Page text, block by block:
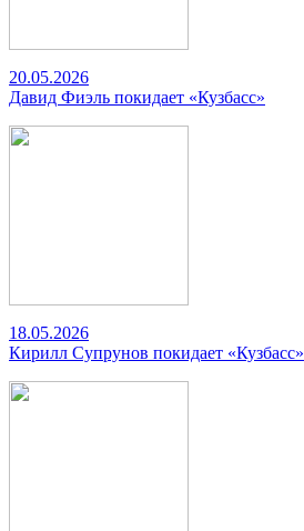
20.05.2026
Давид Фиэль покидает «Кузбасс»
18.05.2026
Кирилл Супрунов покидает «Кузбасс»